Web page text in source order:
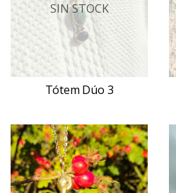
SIN STOCK
Tótem Dúo 3